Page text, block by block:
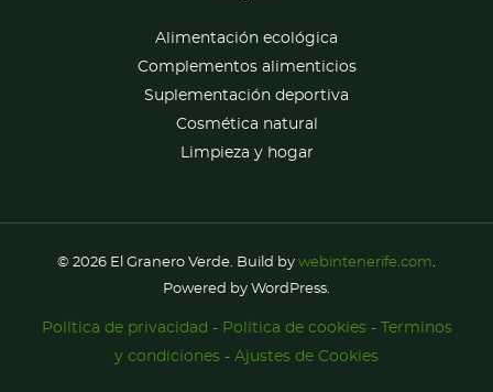
Alimentación ecológica
Complementos alimenticios
Suplementación deportiva
Cosmética natural
Limpieza y hogar
© 2026 El Granero Verde. Build by webintenerife.com.
Powered by WordPress.
Política de privacidad - Política de cookies-
Terminos
y condiciones - Ajustes de Cookies